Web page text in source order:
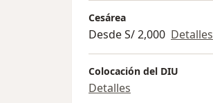
Cesárea
Desde S/ 2,000 Detalles
Colocación del DIU
Detalles